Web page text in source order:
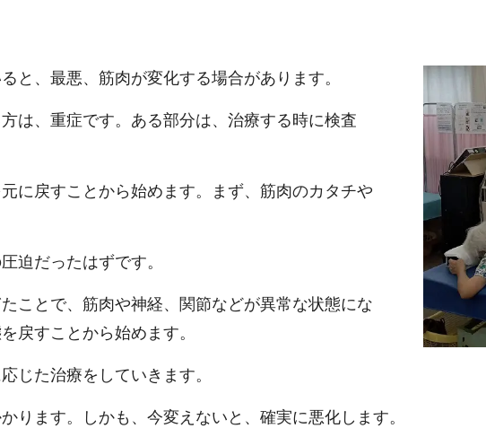
と、最悪、筋肉が変化する場合があります。
は、重症です。ある部分は、治療する時に検査
に戻すことから始めます。まず、 筋肉のカタチや
迫だったはずです。
ことで、筋肉や神経、関節などが異常な状態にな
戻すことから始めます。
じた治療をしていきます。
ります。しかも、今変えないと、確実に悪化します。